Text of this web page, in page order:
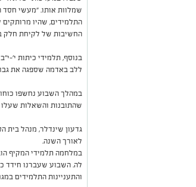
שמלוות אותו. "מעשי חסד
התלמידים, שהיו מרותקים
החשיבות של לקיחת חלק
בנוסף, תלמידי כיתות י'-
ללב באדמה שספגה את
במהלך השבוע נחשפו
שהתובנות והשאלות שעלו
גדעון שינדלר, מנהל בית
לאורך השנה.
במלחמה תלמידי המקיף
לה. השבוע שעברנו חידד
והתעניינות התלמידים